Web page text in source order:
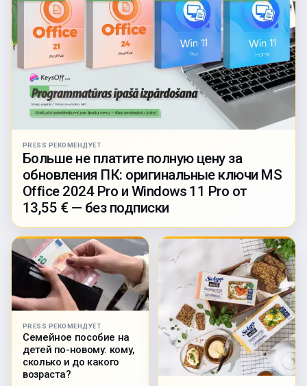
PRESS РЕКОМЕНДУЕТ
Больше не платите полную цену за
обновления ПК: оригинальные ключи MS
Office 2024 Pro и Windows 11 Pro от
13,55 € — без подписки
PRESS РЕКОМЕНДУЕТ
Семейное пособие на
детей по-новому: кому,
сколько и до какого
возраста?